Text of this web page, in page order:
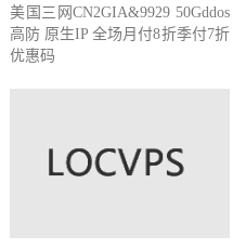
美国三网CN2GIA&9929 50Gddos
高防 原生IP 全场月付8折季付7折
优惠码